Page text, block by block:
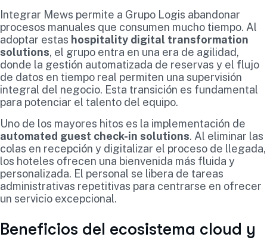
Integrar Mews permite a Grupo Logis abandonar
procesos manuales que consumen mucho tiempo. Al
adoptar estas hospitality digital transformation
solutions, el grupo entra en una era de agilidad,
donde la gestión automatizada de reservas y el flujo
de datos en tiempo real permiten una supervisión
integral del negocio. Esta transición es fundamental
para potenciar el talento del equipo.
Uno de los mayores hitos es la implementación de
automated guest check-in solutions. Al eliminar las
colas en recepción y digitalizar el proceso de llegada,
los hoteles ofrecen una bienvenida más fluida y
personalizada. El personal se libera de tareas
administrativas repetitivas para centrarse en ofrecer
un servicio excepcional.
Beneficios del ecosistema cloud y